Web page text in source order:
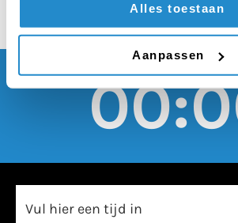
Alles toestaan
Aanpassen